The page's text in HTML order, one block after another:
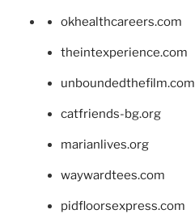
okhealthcareers.com
theintexperience.com
unboundedthefilm.com
catfriends-bg.org
marianlives.org
waywardtees.com
pidfloorsexpress.com